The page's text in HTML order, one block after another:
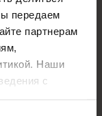
передаем
партнерам
Наши
с
ДАННЫЕ,